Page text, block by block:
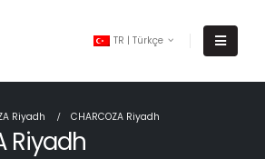
TR | Türkçe
Riyadh CHARCOZA Riyadh
Riyadh